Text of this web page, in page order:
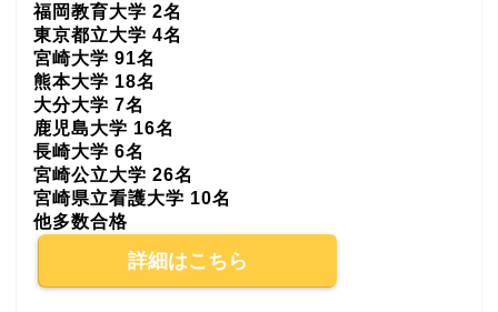
福岡教育大学 2名
東京都立大学 4名
宮崎大学 91名
熊本大学 18名
大分大学 7名
鹿児島大学 16名
長崎大学 6名
宮崎公立大学 26名
宮崎県立看護大学 10名
他多数合格
詳細はこちら